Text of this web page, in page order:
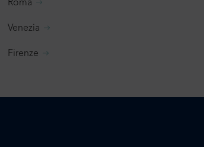
Roma
Venezia
Firenze